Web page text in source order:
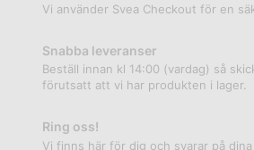
Vi använder Svea Checkout för en
Snabba leveranser
Beställ innan kl 14:00 (vardag) så
förutsatt att vi har produkten i lager.
Ring oss!
Vi finns här för dig och svarar på